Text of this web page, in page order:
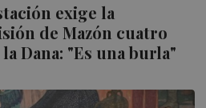
exige la
de Mazón cuatro
Dana: "Es una burla"